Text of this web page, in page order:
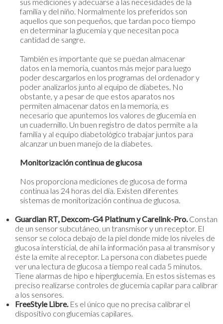
familia y del niño. Normalmente los preferidos son
aquellos que son pequeños, que tardan poco tiempo
en determinar la glucemia y que necesitan poca
cantidad de sangre.
También es importante que se puedan almacenar
datos en la memoria, cuantos más mejor para luego
poder descargarlos en los programas del ordenador y
poder analizarlos junto al equipo de diabetes. No
obstante, y a pesar de que estos aparatos nos
permiten almacenar datos en la memoria, es
necesario que apuntemos los valores de glucemia en
un cuadernillo. Un buen registro de datos permite a la
familia y al equipo diabetológico trabajar juntos para
alcanzar un buen manejo de la diabetes.
Monitorización continua de glucosa
Nos proporciona mediciones de glucosa de forma
continua las 24 horas del día. Existen diferentes
sistemas de monitorización continua de glucosa.
Guardian RT, Dexcom-G4 Platinum y Carelink-Pro. Constan
de un sensor subcutáneo, un transmisor y un receptor. El
sensor se coloca debajo de la piel donde mide los niveles de
glucosa intersticial, de ahí la información pasa al transmisor y
éste la emite al receptor. La persona con diabetes puede
ver una lectura de glucosa a tiempo real cada 5 minutos.
Tiene alarmas de hipo e hiperglucemia. En estos sistemas es
preciso realizarse controles de glucemia capilar para calibrar
a los sensores.
FreeStyle Libre. Es el único que no precisa calibrar el
dispositivo con glucemias capilares.